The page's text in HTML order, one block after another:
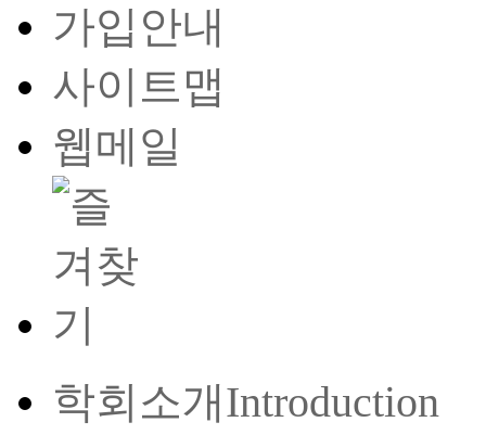
가입안내
사이트맵
웹메일
학회소개Introduction